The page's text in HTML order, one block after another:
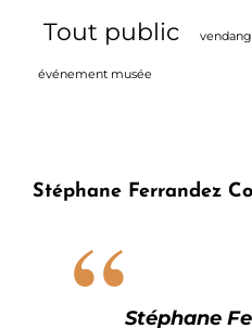
Tout public
événement musée
Stéphane Ferrandez
Stéphane